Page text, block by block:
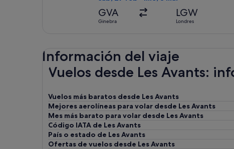
GVA
Ginebra
LGW
Londres
Información del viaje
Vuelos desde Les Avants:
Vuelos más baratos desde Les Avants
Mejores aerolíneas para volar desde Les Avants
Mes más barato para volar desde Les Avants
Código IATA de Les Avants
País o estado de Les Avants
Ofertas de vuelos desde Les Avants